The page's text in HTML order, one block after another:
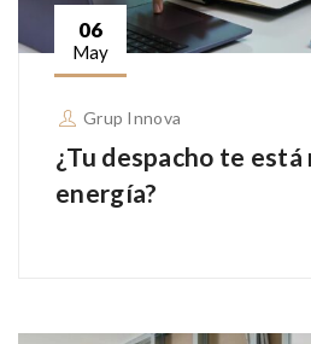
06
May
Grup Innova
¿Tu despacho te está
energía?